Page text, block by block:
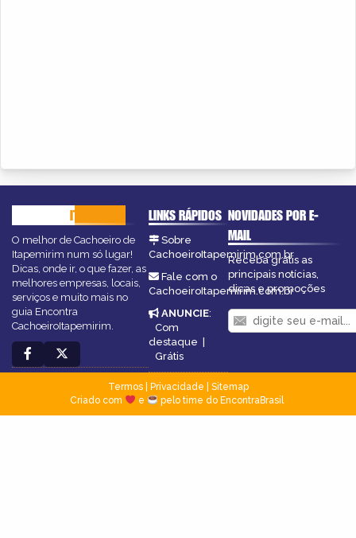
ITAPEMIRIM
O melhor de Cachoeiro de
Itapemirim num só lugar!
Dicas, onde ir, o que fazer, as
melhores empresas, locais,
serviços e muito mais no
guia Encontra
CachoeiroItapemirim.
LINKS RÁPIDOS
Sobre
CachoeiroItapemirim.com.br
Fale com o
CachoeiroItapemirim.com.br
ANUNCIE:
Com
destaque |
Grátis
NOVIDADES POR E-
MAIL
Receba grátis as
principais notícias,
dicas e promoções
Termos| Privacidade
Sitemap
Criado com
e pelo time do EncontraBrasil